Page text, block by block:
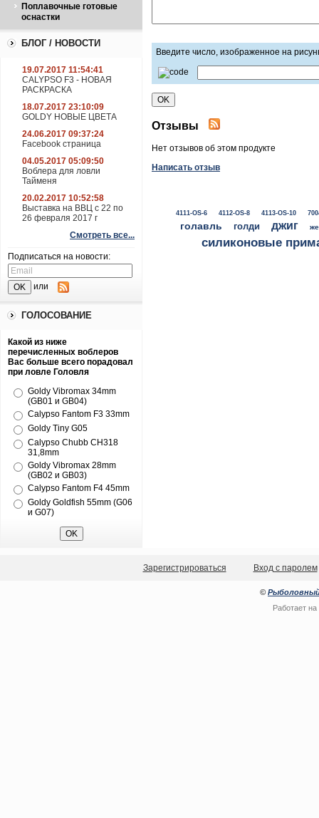
Поплавочные готовые
оснастки
БЛОГ / НОВОСТИ
19.07.2017 11:54:41
CALYPSO F3 - НОВАЯ
РАСКРАСКА
18.07.2017 23:10:09
GOLDY НОВЫЕ ЦВЕТА
24.06.2017 09:37:24
Facebook страница
04.05.2017 05:09:50
Воблера для ловли
Тайменя
20.02.2017 10:52:58
Выставка на ВВЦ с 22 по
26 февраля 2017 г
Смотреть все...
Подписаться на новости:
или
ГОЛОСОВАНИЕ
Какой из ниже
перечисленных воблеров
Вас больше всего порадовал
при ловле Головля
Goldy Vibromax 34mm
(GB01 и GB04)
Calypso Fantom F3 33mm
Goldy Tiny G05
Calypso Chubb CH318
31,8mm
Goldy Vibromax 28mm
(GB02 и GB03)
Calypso Fantom F4 45mm
Goldy Goldfish 55mm (G06
и G07)
Введите число, изображенное на
Отзывы
Нет отзывов об этом продукте
Написать отзыв
4111-OS-6 4112-OS-8 4113-OS-10
голавль голди джиг
силиконовые
Зарегистрироваться Вход с паролем
© Рыболовный
Работает